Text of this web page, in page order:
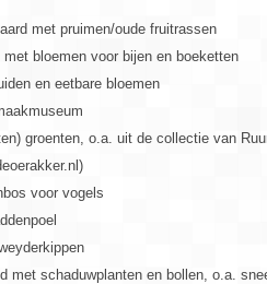
met pruimen/oude fruitrassen
met bloemen voor bijen en boeketten
en eetbare bloemen
groenten, o.a. uit de collectie van
voor vogels
met schaduwplanten en bollen, o.a.